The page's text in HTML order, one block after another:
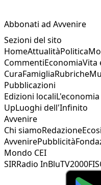
Abbonati ad Avvenire
Sezioni del sito
HomeAttualitàPolitica
CommentiEconomiaVita
CuraFamigliaRubriche
Pubblicazioni
Edizioni locali
UpLuoghi dell'Infinito
Avvenire
Chi siamoRedazione
AvvenirePubblicità
Mondo CEI
SIRRadio InBluTV2000